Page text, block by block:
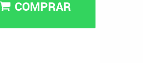
COMPRAR